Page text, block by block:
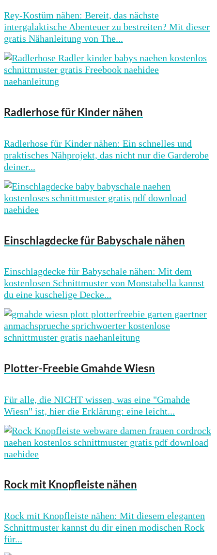
Rey-Kostüm nähen: Bereit, das nächste
intergalaktische Abenteuer zu bestreiten? Mit dieser
gratis Nähanleitung von The...
Radlerhose für Kinder nähen
Radlerhose für Kinder nähen: Ein schnelles und
praktisches Nähprojekt, das nicht nur die Garderobe
deiner...
Einschlagdecke für Babyschale nähen
Einschlagdecke für Babyschale nähen: Mit dem
kostenlosen Schnittmuster von Monstabella kannst
du eine kuschelige Decke...
Plotter-Freebie Gmahde Wiesn
Für alle, die NICHT wissen, was eine "Gmahde
Wiesn" ist, hier die Erklärung: eine leicht...
Rock mit Knopfleiste nähen
Rock mit Knopfleiste nähen: Mit diesem eleganten
Schnittmuster kannst du dir einen modischen Rock
für...